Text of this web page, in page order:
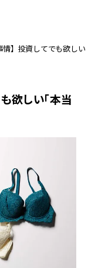
情】投資してでも欲し
欲しい「本当